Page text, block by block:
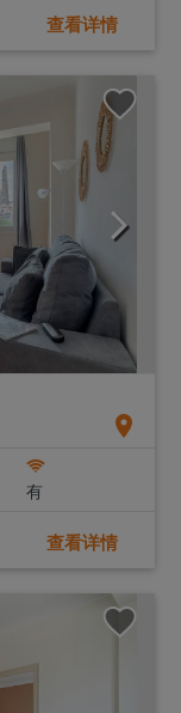
查看详情
location_on
有
查看详情